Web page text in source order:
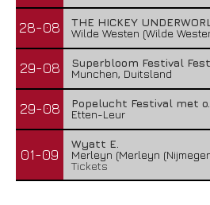
28-08
THE HICKEY
Wilde Westen (Wilde
29-08
Superbloom Festival
Munchen, Duitsland
29-08
Popelucht Festival met
Etten-Leur
01-09
Wyatt E.
Merleyn (Merleyn
Tickets